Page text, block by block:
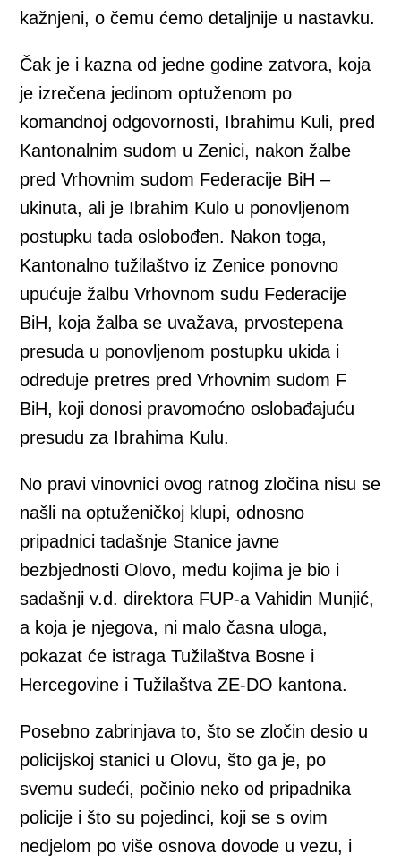
kažnjeni, o čemu ćemo detaljnije u nastavku.
Čak je i kazna od jedne godine zatvora, koja
je izrečena jedinom optuženom po
komandnoj odgovornosti, Ibrahimu Kuli, pred
Kantonalnim sudom u Zenici, nakon žalbe
pred Vrhovnim sudom Federacije BiH –
ukinuta, ali je Ibrahim Kulo u ponovljenom
postupku tada oslobođen. Nakon toga,
Kantonalno tužilaštvo iz Zenice ponovno
upućuje žalbu Vrhovnom sudu Federacije
BiH, koja žalba se uvažava, prvostepena
presuda u ponovljenom postupku ukida i
određuje pretres pred Vrhovnim sudom F
BiH, koji donosi pravomoćno oslobađajuću
presudu za Ibrahima Kulu.
No pravi vinovnici ovog ratnog zločina nisu se
našli na optuženičkoj klupi, odnosno
pripadnici tadašnje Stanice javne
bezbjednosti Olovo, među kojima je bio i
sadašnji v.d. direktora FUP-a Vahidin Munjić,
a koja je njegova, ni malo časna uloga,
pokazat će istraga Tužilaštva Bosne i
Hercegovine i Tužilaštva ZE-DO kantona.
Posebno zabrinjava to, što se zločin desio u
policijskoj stanici u Olovu, što ga je, po
svemu sudeći, počinio neko od pripadnika
policije i što su pojedinci, koji se s ovim
nedjelom po više osnova dovode u vezu, i